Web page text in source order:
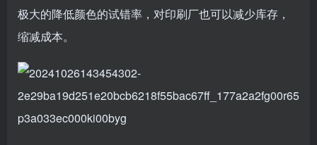
极大的降低颜色的试错率，对印刷厂也可以减少库存，
缩减成本。